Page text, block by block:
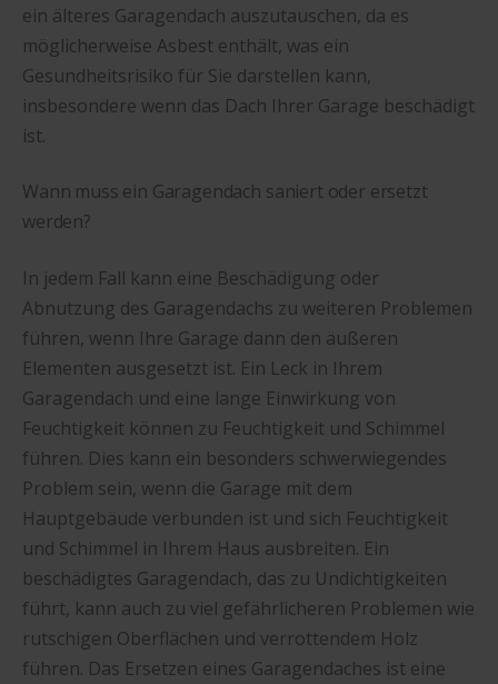
ein älteres Garagendach auszutauschen, da es
möglicherweise Asbest enthält, was ein
Gesundheitsrisiko für Sie darstellen kann,
insbesondere wenn das Dach Ihrer Garage beschädigt
ist.
Wann muss ein Garagendach saniert oder ersetzt
werden?
In jedem Fall kann eine Beschädigung oder
Abnutzung des Garagendachs zu weiteren Problemen
führen, wenn Ihre Garage dann den äußeren
Elementen ausgesetzt ist. Ein Leck in Ihrem
Garagendach und eine lange Einwirkung von
Feuchtigkeit können zu Feuchtigkeit und Schimmel
führen. Dies kann ein besonders schwerwiegendes
Problem sein, wenn die Garage mit dem
Hauptgebäude verbunden ist und sich Feuchtigkeit
und Schimmel in Ihrem Haus ausbreiten. Ein
beschädigtes Garagendach, das zu Undichtigkeiten
führt, kann auch zu viel gefährlicheren Problemen wie
rutschigen Oberflächen und verrottendem Holz
führen. Das Ersetzen eines Garagendaches ist eine